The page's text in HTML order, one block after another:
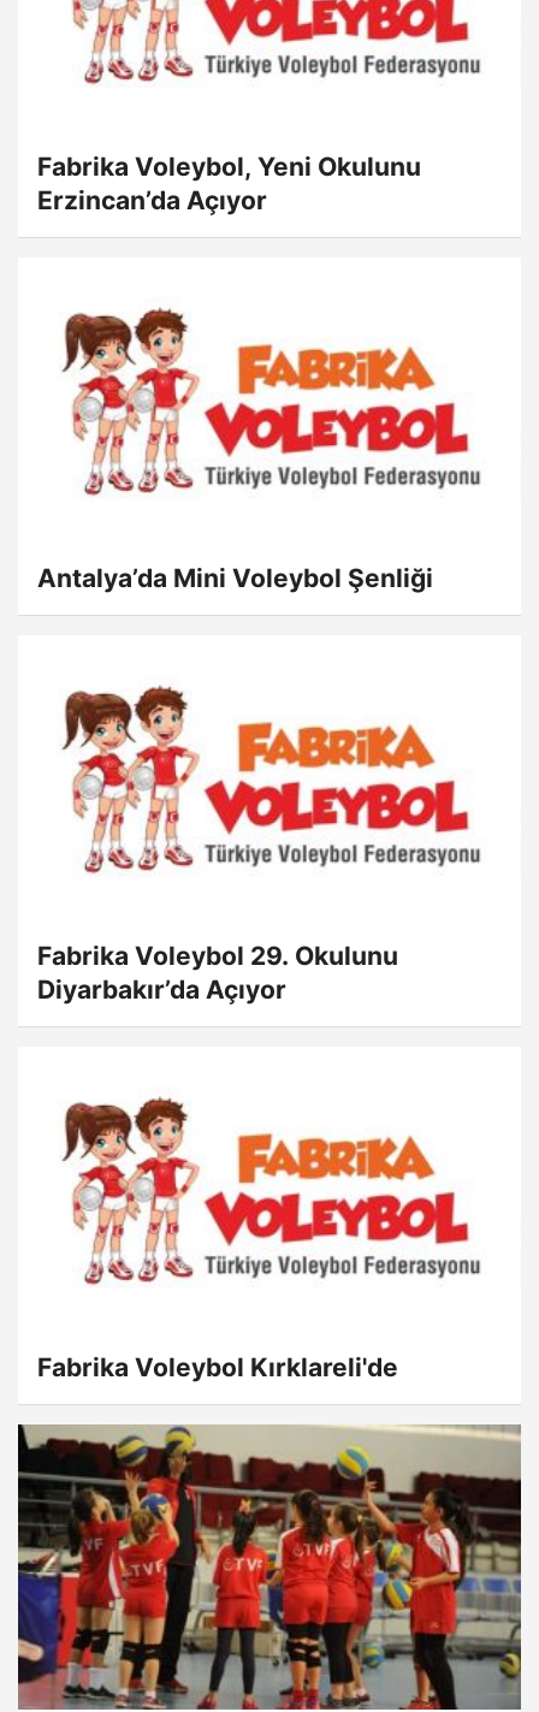
Fabrika Voleybol, Yeni Okulunu
Erzincan’da Açıyor
Antalya’da Mini Voleybol Şenliği
Fabrika Voleybol 29. Okulunu
Diyarbakır’da Açıyor
Fabrika Voleybol Kırklareli'de